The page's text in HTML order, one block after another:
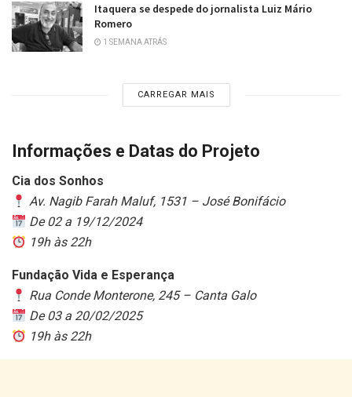
Itaquera se despede do jornalista Luiz Mário
Romero
1 SEMANA ATRÁS
CARREGAR MAIS
Informações e Datas do Projeto
Cia dos Sonhos
Av. Nagib Farah Maluf, 1531 – José Bonifácio
De 02 a 19/12/2024
19h às 22h
Fundação Vida e Esperança
Rua Conde Monterone, 245 – Canta Galo
De 03 a 20/02/2025
19h às 22h